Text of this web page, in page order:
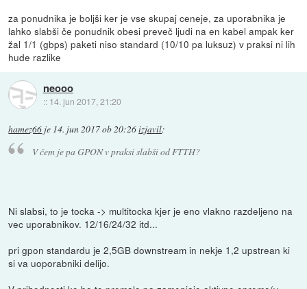
za ponudnika je boljši ker je vse skupaj ceneje, za uporabnika je
lahko slabši če ponudnik obesi preveč ljudi na en kabel ampak ker
žal 1/1 (gbps) paketi niso standard (10/10 pa luksuz) v praksi ni lih
hude razlike
neooo
:: 14. jun 2017, 21:20
hamez66 je 14. jun 2017 ob 20:26izjavil:
V čem je pa GPON v praksi slabši od FTTH?
Ni slabsi, to je tocka -> multitocka kjer je eno vlakno razdeljeno na
vec uporabnikov. 12/16/24/32 itd...
pri gpon standardu je 2,5GB downstream in nekje 1,2 upstrean ki
si va uoporabniki delijo.